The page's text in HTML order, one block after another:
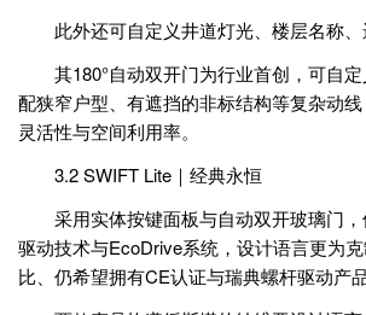
此外还可自定义井道灯光、楼层名称、
其180°自动双开门为行业首创，可自定
配狭窄户型、有遮挡的非标结构等复杂动
灵活性与空间利用率。
3.2 SWIFT Lite｜经典永恒
采用实体按键面板与自动双开玻璃门，
驱动技术与EcoDrive系统，设计语言更为
比、仍希望拥有CE认证与瑞典螺杆驱动产品